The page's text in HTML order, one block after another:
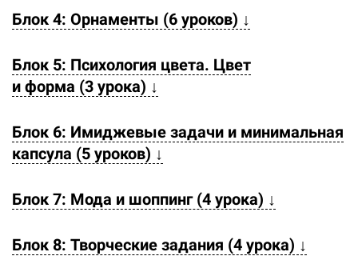
Блок 4: Орнаменты (6 уроков) ↓
Блок 5: Психология цвета. Цвет
и форма (3 урока) ↓
Блок 6: Имиджевые задачи и минимальная
капсула (5 уроков) ↓
Блок 7: Мода и шоппинг (4 урока) ↓
Блок 8: Творческие задания (4 урока) ↓